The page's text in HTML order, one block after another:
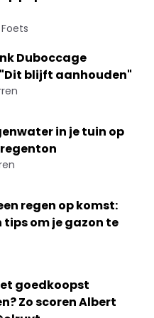
Duboccage
blijft aanhouden"
in je tuin op
regen op komst:
tips om je gazon te
goedkoopst
Zo scoren Albert